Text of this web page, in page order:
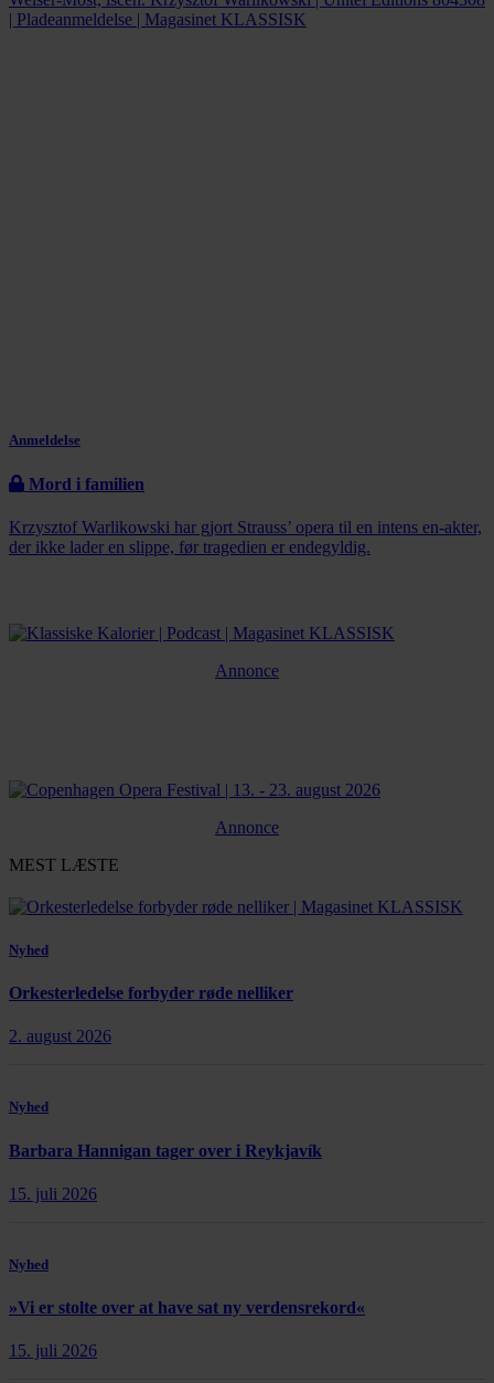
Anmeldelse
Mord i familien
Krzysztof Warlikowski har gjort Strauss’ opera til en intens en-akter,
der ikke lader en slippe, før tragedien er endegyldig.
Annonce
Annonce
MEST LÆSTE
Nyhed
Orkesterledelse forbyder røde nelliker
2. august 2026
Nyhed
Barbara Hannigan tager over i Reykjavík
15. juli 2026
Nyhed
»Vi er stolte over at have sat ny verdensrekord«
15. juli 2026